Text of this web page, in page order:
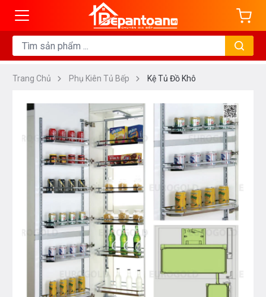
Trang Chủ Phụ Kiên Tủ Bếp Kệ Tủ Đồ Khô